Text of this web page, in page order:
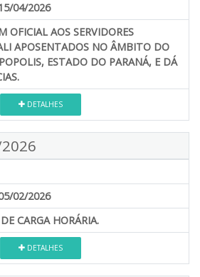
04/2026
OFICIAL AOS SERVIDORES
APOSENTADOS NO ÂMBITO DO
ESTADO DO PARANÁ, E DÁ
DETALHES
02/2026
CARGA HORÁRIA.
DETALHES